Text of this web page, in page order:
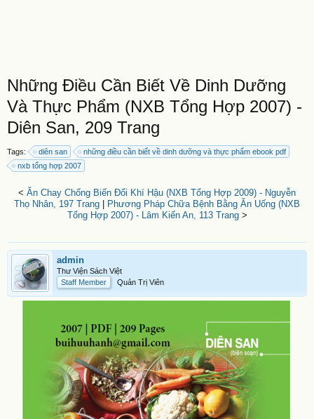
Những Điều Cần Biết Về Dinh Dưỡng
Và Thực Phẩm (NXB Tổng Hợp 2007) -
Diên San, 209 Trang
Tags: diên san
những điều cần biết về dinh dưỡng và thực phẩm ebook pdf
nxb tổng hợp 2007
< Ăn Chay Chống Biến Đổi Khí Hậu (NXB Tổng Hợp 2009) - Nguyễn
Thọ Nhân, 197 Trang
Phương Pháp Chữa Bệnh Bằng Ăn Uống (NXB
Tổng Hợp 2007) - Lâm Kiến An, 113 Trang>
admin
Thư Viện Sách Việt
Staff Member
Quản Trị Viên